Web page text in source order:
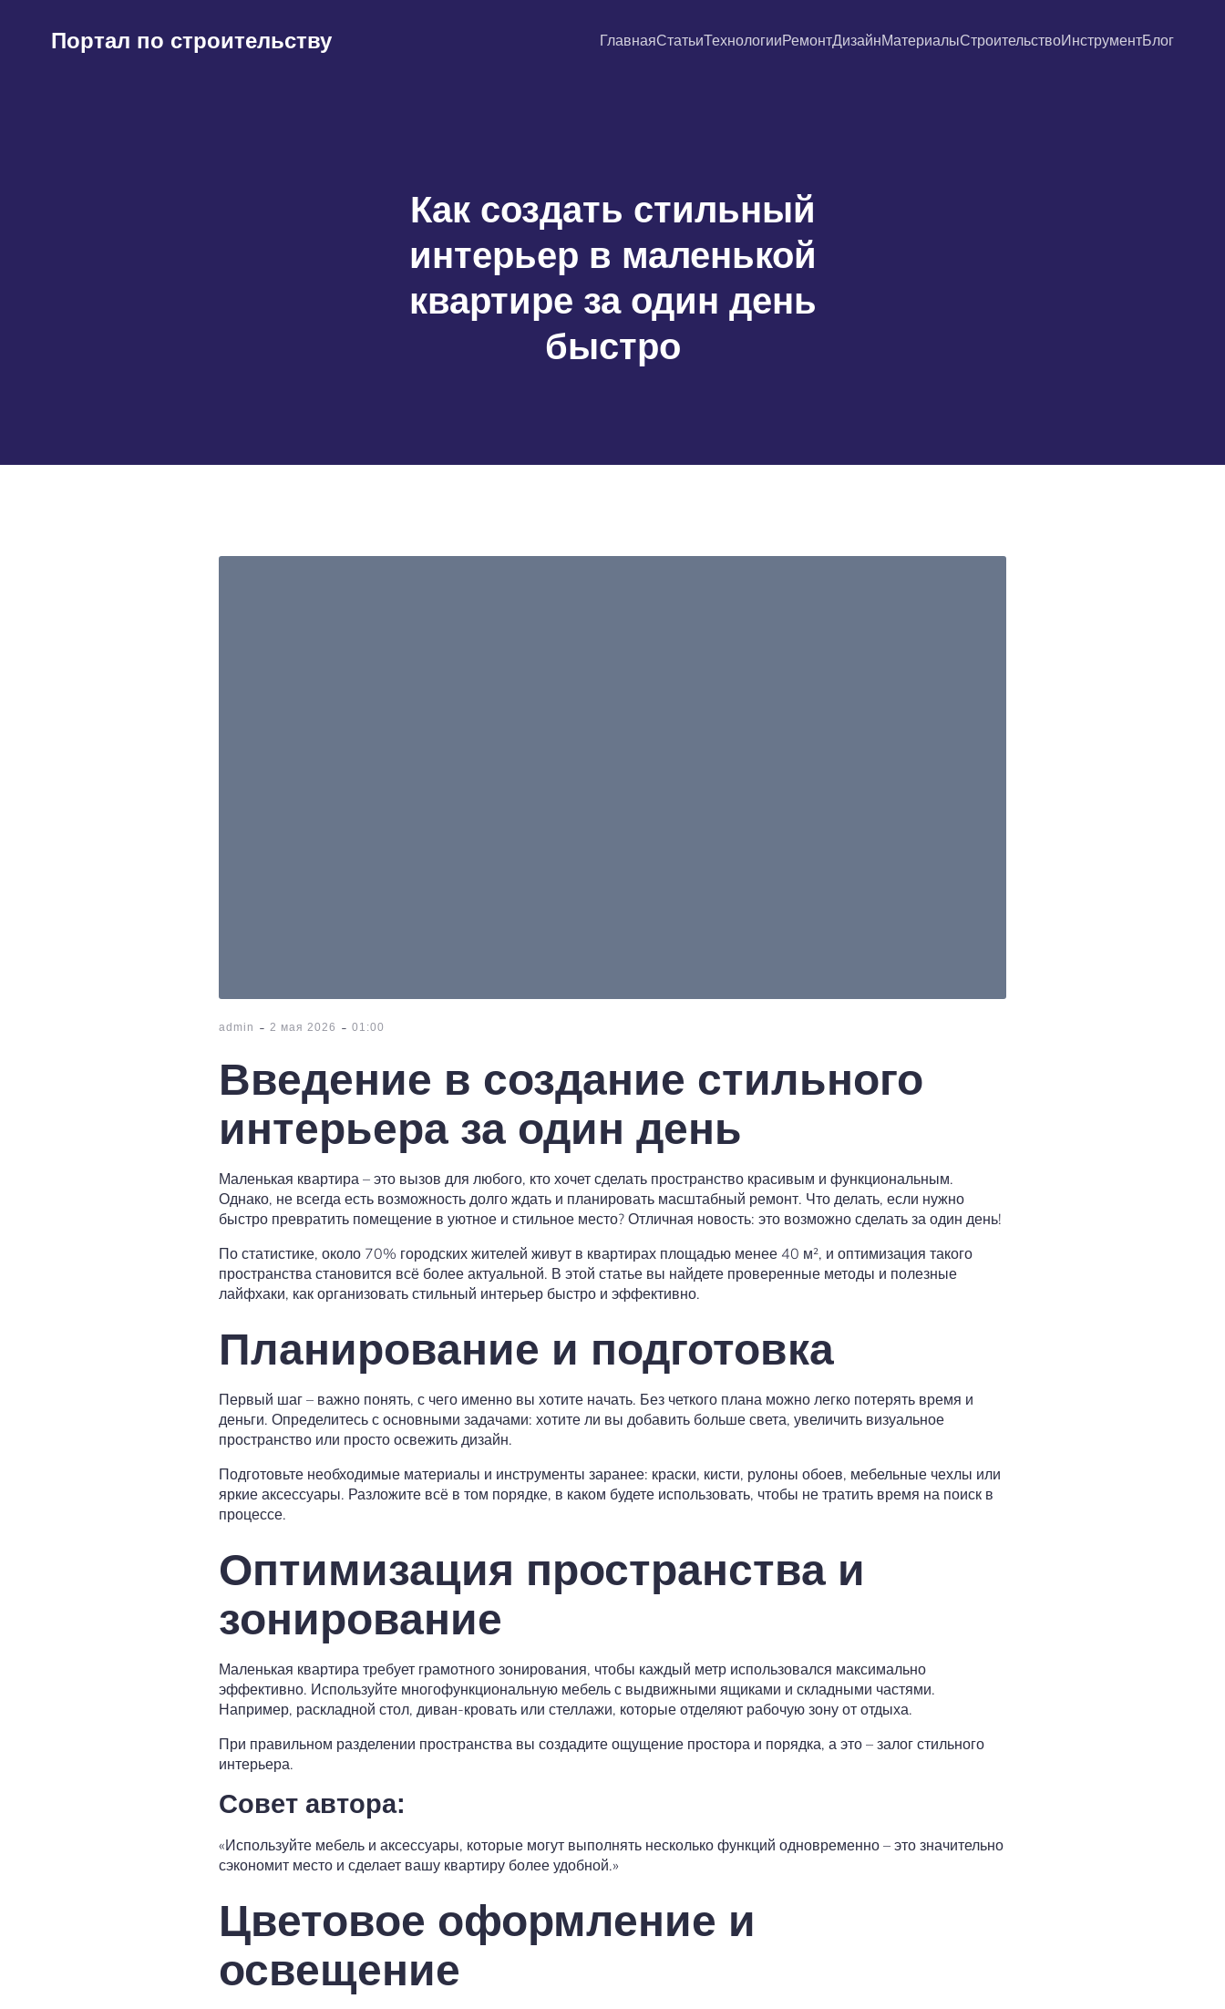
содержимомуПортал по строительству ГлавнаяСтатьиТехнологииРемонтДизайнМатериалыСтроительствоИнструментБлог
Как создать стильный
интерьер в маленькой
квартире за один день
быстро
admin - 2 мая 2026 - 01:00
Введение в создание стильного
интерьера за один день
Маленькая квартира – это вызов для любого, кто хочет сделать пространство красивым и функциональным.
Однако, не всегда есть возможность долго ждать и планировать масштабный ремонт. Что делать, если нужно
быстро превратить помещение в уютное и стильное место? Отличная новость: это возможно сделать за один день!
По статистике, около 70% городских жителей живут в квартирах площадью менее 40 м², и оптимизация такого
пространства становится всё более актуальной. В этой статье вы найдете проверенные методы и полезные
лайфхаки, как организовать стильный интерьер быстро и эффективно.
Планирование и подготовка
Первый шаг – важно понять, с чего именно вы хотите начать. Без четкого плана можно легко потерять время и
деньги. Определитесь с основными задачами: хотите ли вы добавить больше света, увеличить визуальное
пространство или просто освежить дизайн.
Подготовьте необходимые материалы и инструменты заранее: краски, кисти, рулоны обоев, мебельные чехлы или
яркие аксессуары. Разложите всё в том порядке, в каком будете использовать, чтобы не тратить время на поиск в
процессе.
Оптимизация пространства и
зонирование
Маленькая квартира требует грамотного зонирования, чтобы каждый метр использовался максимально
эффективно. Используйте многофункциональную мебель с выдвижными ящиками и складными частями.
Например, раскладной стол, диван-кровать или стеллажи, которые отделяют рабочую зону от отдыха.
При правильном разделении пространства вы создадите ощущение простора и порядка, а это – залог стильного
интерьера.
Совет автора:
«Используйте мебель и аксессуары, которые могут выполнять несколько функций одновременно – это значительно
сэкономит место и сделает вашу квартиру более удобной.»
Цветовое оформление и
освещение